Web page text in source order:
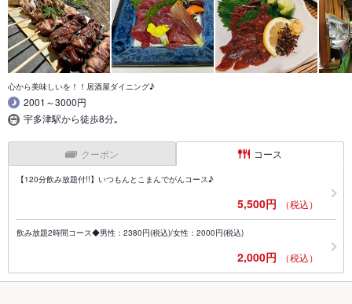
心から美味しいを！！居酒屋ダイニング♪
2001～3000円
宇多津駅から徒歩8分｡
クーポン コース
【120分飲み放題付!!】いつもんとこまんでがんコース♪
5,500円 （税込）
飲み放題2時間コース◆男性：2380円(税込)/女性：2000円(税込)
2,000円 （税込）